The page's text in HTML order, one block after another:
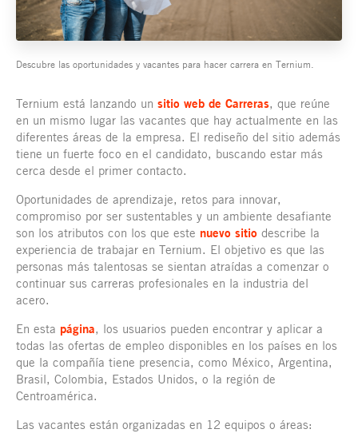
Descubre las oportunidades y vacantes para hacer carrera en Ternium.
Ternium está lanzando un sitio web de Carreras, que reúne
en un mismo lugar las vacantes que hay actualmente en las
diferentes áreas de la empresa. El rediseño del sitio además
tiene un fuerte foco en el candidato, buscando estar más
cerca desde el primer contacto.
Oportunidades de aprendizaje, retos para innovar,
compromiso por ser sustentables y un ambiente desafiante
son los atributos con los que este nuevo sitio describe la
experiencia de trabajar en Ternium. El objetivo es que las
personas más talentosas se sientan atraídas a comenzar o
continuar sus carreras profesionales en la industria del
acero.
En esta página, los usuarios pueden encontrar y aplicar a
todas las ofertas de empleo disponibles en los países en los
que la compañía tiene presencia, como México, Argentina,
Brasil, Colombia, Estados Unidos, o la región de
Centroamérica.
Las vacantes están organizadas en 12 equipos o áreas: